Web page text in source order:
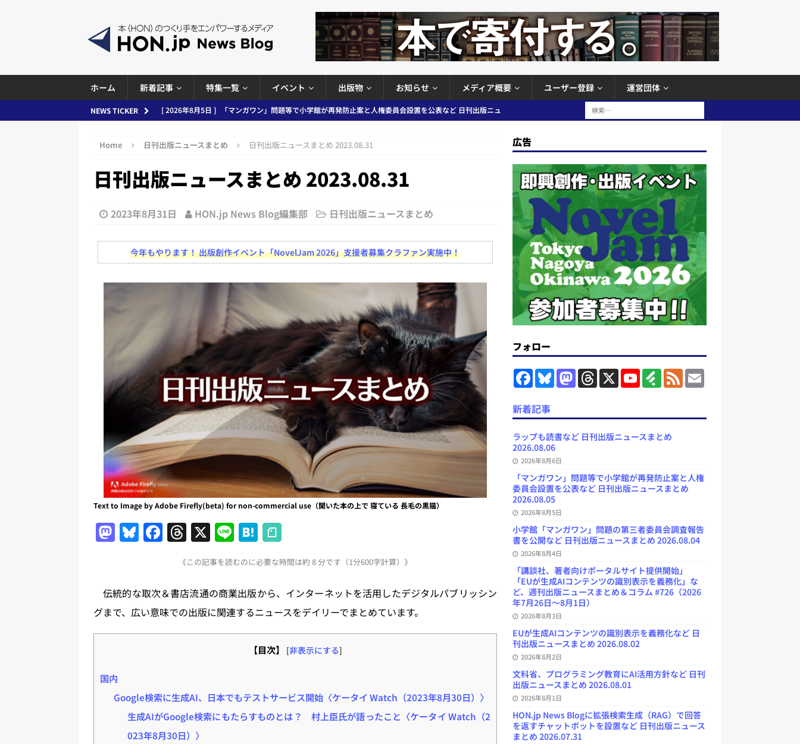
ホーム 新着記事 特集一覧 イベント 出版物 お知らせ メディア概要 ユーザー登録 運営団体
NEWS TICKER [ 2026年8月4日 ]
小学館「マンガワン」問題の第三者委員会調査報告書を公開など 日刊出版ニュースまと
[ 2026年8月3日 ] 「講談社、著者向けポータルサイト提供開始」「EUが生成AIコンテンツの識別表示を義
務化」など、週刊出版ニュースまとめ＆コラム #726（2026年7月26日～8月1日）
とめ＆コラム
[ 2026年8月2日 ] EUが生成AIコンテンツの識別表示を義務化など 日刊出版ニュースまとめ 2026.08.02
[ 2026年8月1日 ] 文科省、プログラミング教育にAI活用方針など 日刊出版ニュースまとめ 2026.08.01
HON.jp News Blogに拡張検索生成（RAG）で回答を返すチャットボットを設置など
日刊出版ニュースまとめ 2026.07.31
日刊出版ニュースまとめ
[ 2026年7月30日 ] チャットボット（ベータ版）を公開しました
お知らせ
[ 2026年7月30日 ]
ChatGPTが文体模写を拒否するようになど 日刊出版ニュースまとめ 2026.07.30
刊出版ニュースまとめ
[ 2026年7月29日 ]
講談社、著者向けポータルサイト・プラスコネクト提供開始など 日刊出版ニュースま
とめ 2026.07.29
日刊出版ニュースまとめ
[ 2026年8月6日 ]
ラップも読書など 日刊出版ニュースまとめ 2026.08.06
日刊出版ニュースまとめ
[ 2026年8月5日 ] 「マンガワン」問題等で小学館が再発防止案と人権委員会設置を公表など 日刊出版ニュ
ースまとめ 2026.08.05
日刊出版ニュースまとめ
Home 日刊出版ニュースまとめ 日刊出版ニュースまとめ 2023.08.31
日刊出版ニュースまとめ 2023.08.31
2023年8月31日 HON.jp News Blog編集部 日刊出版ニュースまとめ
今年もやります！ 出版創作イベント「NovelJam 2026」支援者募集クラファン実施中！
Text to Image by Adobe Firefly(beta) for non-commercial use（開いた本の上で 寝ている 長毛の黒猫）
M
o
d
o
Bl
s
k
y
F
e
b
o
T
re
a
d
s
X Li
n
e
H
at
e
n
a
《この記事を読むのに必要な時間は約 8 分です（1分600字計算）》
伝統的な取次＆書店流通の商業出版から、インターネットを活用したデジタルパブリッシン
グまで、広い意味での出版に関連するニュースをデイリーでまとめています。
【目次】 [非表示にする]
国内
Google検索に生成AI、日本でもテストサービス開始〈ケータイ Watch（2023年8月30日）〉
生成AIがGoogle検索にもたらすものとは？ 村上臣氏が語ったこと〈ケータイ Watch（2
023年8月30日）〉
広告
フォロー
F
a
e
b
o
o
k
B
l
k
y
M
a
d
o
n
T
h
d
s
X
Y
o
b
C
n
e
F
e
y
F
e
E
m
新着記事
ラップも読書など 日刊出版ニュースまとめ
2026.08.06
2026年8月6日
「マンガワン」問題等で小学館が再発防止案と人権
委員会設置を公表など 日刊出版ニュースまとめ
2026.08.05
2026年8月5日
小学館「マンガワン」問題の第三者委員会調査報告
書を公開など 日刊出版ニュースまとめ 2026.08.04
2026年8月4日
「講談社、著者向けポータルサイト提供開始」
「EUが生成AIコンテンツの識別表示を義務化」な
ど、週刊出版ニュースまとめ＆コラム #726（2026
年7月26日～8月1日）
2026年8月3日
EUが生成AIコンテンツの識別表示を義務化など 日
刊出版ニュースまとめ 2026.08.02
2026年8月2日
文科省、プログラミング教育にAI活用方針など 日刊
出版ニュースまとめ 2026.08.01
2026年8月1日
HON.jp News Blogに拡張検索生成（RAG）で回答
を返すチャットボットを設置など 日刊出版ニュース
まとめ 2026.07.31